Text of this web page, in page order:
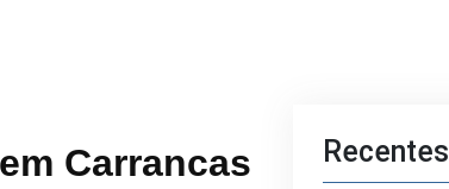
Carrancas Recentes